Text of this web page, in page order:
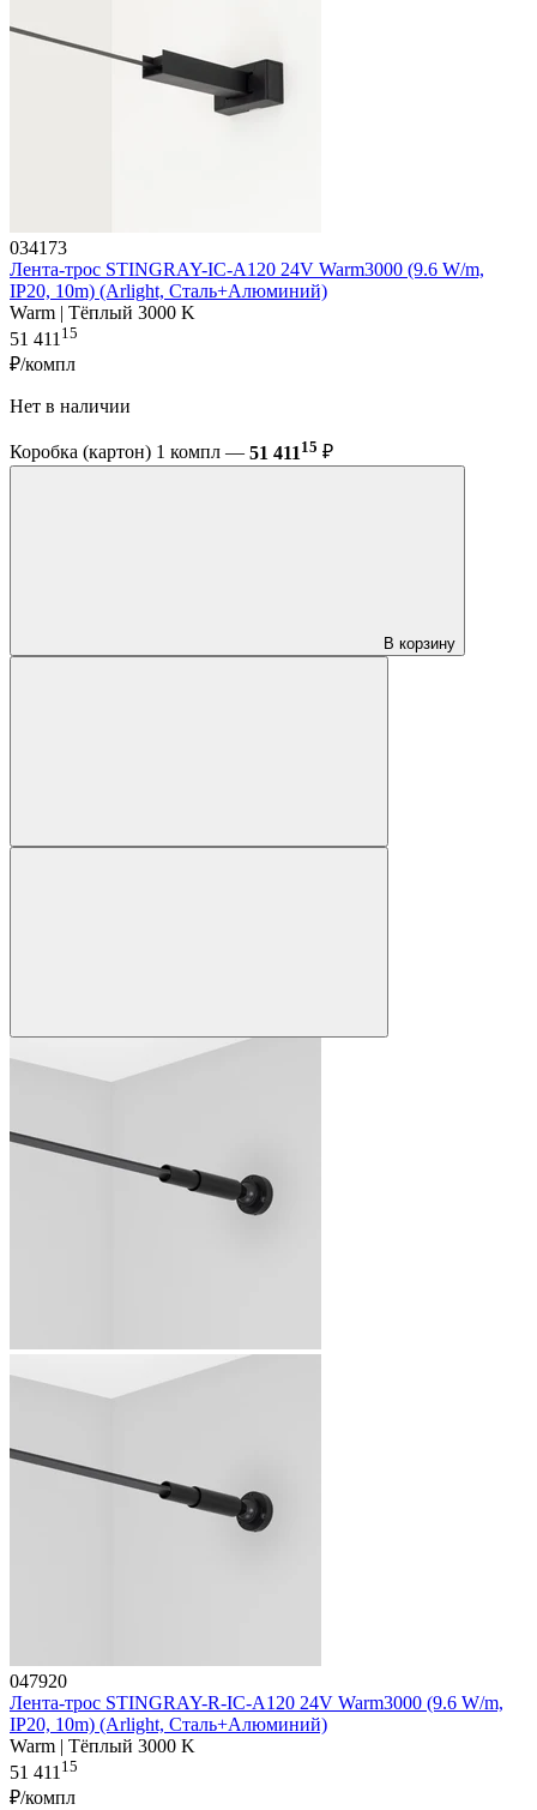
034173
Лента-трос STINGRAY-IC-A120 24V Warm3000 (9.6 W/m,
IP20, 10m) (Arlight, Сталь+Алюминий)
Warm | Тёплый 3000 K
51 41115
₽/компл
Нет в наличии
Коробка (картон) 1 компл — 51 411 15 ₽
В корзину
047920
Лента-трос STINGRAY-R-IC-A120 24V Warm3000 (9.6 W/m,
IP20, 10m) (Arlight, Сталь+Алюминий)
Warm | Тёплый 3000 K
51 411 15
₽/компл